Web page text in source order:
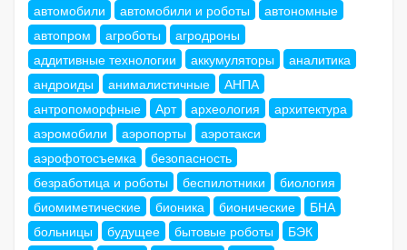
автомобили
автомобили и роботы
автономные
автопром
агроботы
агродроны
аддитивные технологии
аккумуляторы
аналитика
андроиды
анималистичные
АНПА
антропоморфные
Арт археология
архитектура
аэромобили
аэропорты
аэротакси
аэрофотосъемка
безопасность
безработица и роботы
беспилотники
биология
биомиметические
бионика бионические
БНА
больницы
будущее бытовые роботы
БЭК